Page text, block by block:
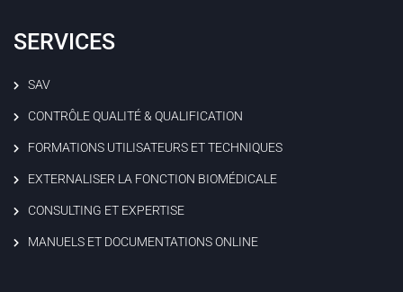
SERVICES
SAV
CONTRÔLE QUALITÉ & QUALIFICATION
FORMATIONS UTILISATEURS ET TECHNIQUES
EXTERNALISER LA FONCTION BIOMÉDICALE
CONSULTING ET EXPERTISE
MANUELS ET DOCUMENTATIONS ONLINE